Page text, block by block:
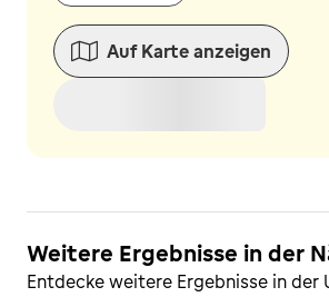
Auf Karte anzeigen
Weitere Ergebnisse in der
Entdecke weitere Ergebnisse in der